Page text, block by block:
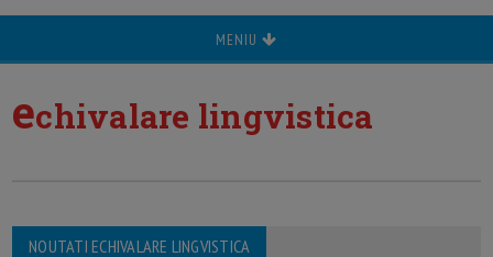
MENIU
echivalare lingvistica
NOUTATI ECHIVALARE LINGVISTICA